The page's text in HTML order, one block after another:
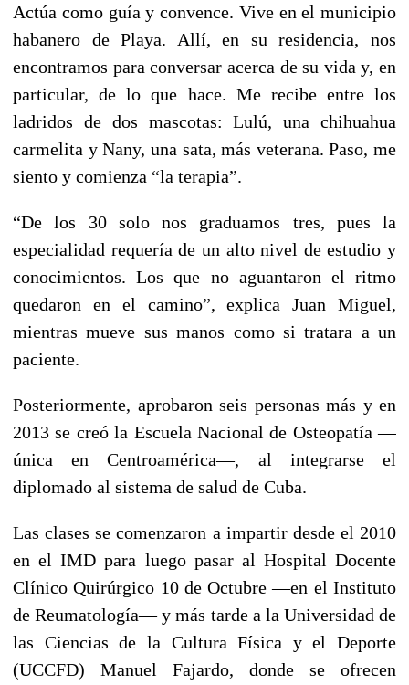
Actúa como guía y convence. Vive en el municipio
habanero de Playa. Allí, en su residencia, nos
encontramos para conversar acerca de su vida y, en
particular, de lo que hace. Me recibe entre los
ladridos de dos mascotas: Lulú, una chihuahua
carmelita y Nany, una sata, más veterana. Paso, me
siento y comienza “la terapia”.
“De los 30 solo nos graduamos tres, pues la
especialidad requería de un alto nivel de estudio y
conocimientos. Los que no aguantaron el ritmo
quedaron en el camino”, explica Juan Miguel,
mientras mueve sus manos como si tratara a un
paciente.
Posteriormente, aprobaron seis personas más y en
2013 se creó la Escuela Nacional de Osteopatía —
única en Centroamérica—, al integrarse el
diplomado al sistema de salud de Cuba.
Las clases se comenzaron a impartir desde el 2010
en el IMD para luego pasar al Hospital Docente
Clínico Quirúrgico 10 de Octubre —en el Instituto
de Reumatología— y más tarde a la Universidad de
las Ciencias de la Cultura Física y el Deporte
(UCCFD) Manuel Fajardo, donde se ofrecen